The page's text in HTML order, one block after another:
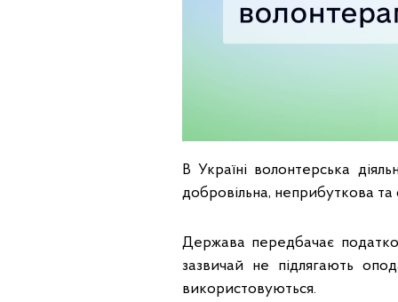
В Україні волонтерська
добровільна, неприбуткова та
Держава передбачає
зазвичай не підлягають
використовуються.